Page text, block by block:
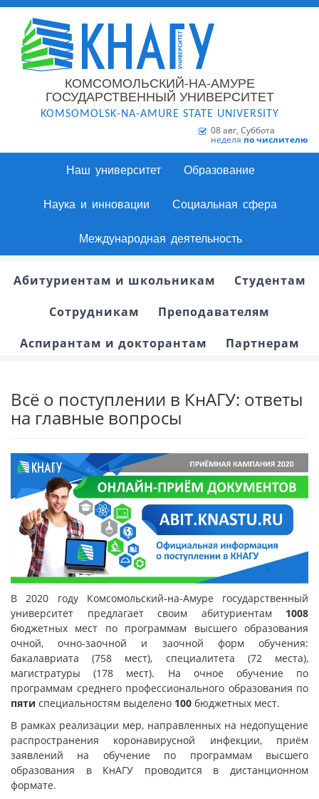
КОМСОМОЛЬСКИЙ-НА-АМУРЕ
ГОСУДАРСТВЕННЫЙ УНИВЕРСИТЕТ
KOMSOMOLSK-NA-AMURE STATE UNIVERSITY
08 авг, Суббота
неделя по числителю
Наш университет Образование
Наука и инновации Социальная сфера
Международная деятельность
Абитуриентам и школьникам
Студентам
Сотрудникам
Преподавателям
Аспирантам и докторантам
Партнерам
Всё о поступлении в КнАГУ: ответы
на главные вопросы
В 2020 году Комсомольский-на-Амуре государственный
университет предлагает своим абитуриентам 1008
бюджетных мест по программам высшего образования
очной, очно-заочной и заочной форм обучения:
бакалавриата (758 мест), специалитета (72 места),
магистратуры (178 мест). На очное обучение по
программам среднего профессионального образования по
пяти специальностям выделено 100 бюджетных мест.
В рамках реализации мер, направленных на недопущение
распространения коронавирусной инфекции, приём
заявлений на обучение по программам высшего
образования в КнАГУ проводится в дистанционном
формате.